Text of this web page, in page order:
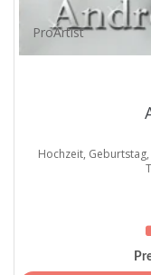
ProArtist
Hochzeit,